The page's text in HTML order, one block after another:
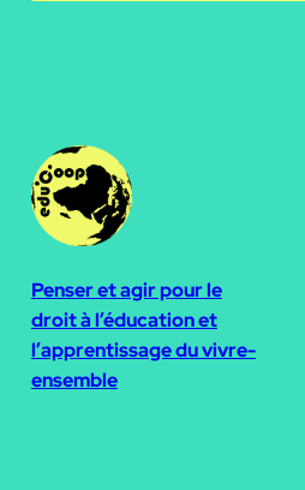
Penser et agir pour le
droit à l’éducation et
l’apprentissage du vivre-
ensemble